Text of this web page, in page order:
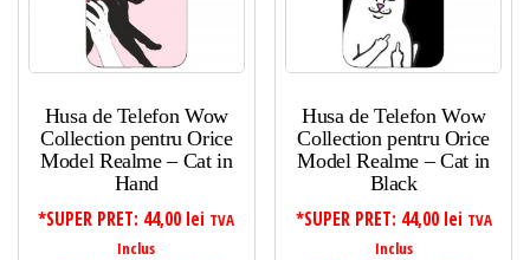
Husa de Telefon Wow
Collection pentru Orice
Model Realme – Cat in
Hand
*SUPER PRET: 44,00 lei TVA
Inclus
Husa de Telefon Wow
Collection pentru Orice
Model Realme – Cat in
Black
*SUPER PRET: 44,00 lei TVA
Inclus